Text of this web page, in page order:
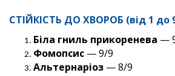
СТІЙКІСТЬ ДО ХВОРОБ (від 1 до
Біла гниль прикоренева —
Фомопсис — 9/9
Альтернаріоз — 8/9